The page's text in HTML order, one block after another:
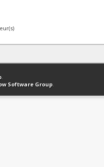
en haut Version bas-débit
.
Software Group.